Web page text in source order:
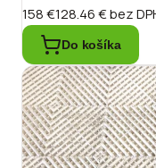
158 €128.46 €bez
Do košíka